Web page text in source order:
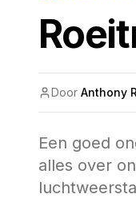
Door Anthony
Een goed
alles over